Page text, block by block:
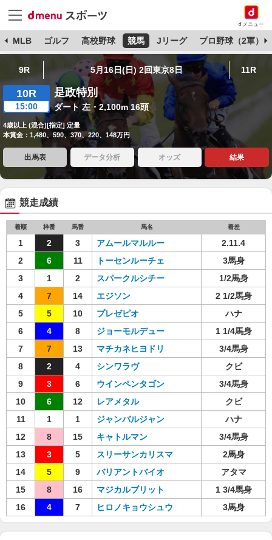
dメニュー
MLB ゴルフ 高校野球 競馬 Jリーグ プロ野球（2軍）
9R 5月16日(日) 2回東京8日 11R
10R
15:00
是政特別
ダート 左・2,100m 16頭
4歳以上 (混合)[指定] 定量
本賞金：1,480、590、370、220、148万円
出馬表 データ分析 オッズ 結果
競走成績
着順 枠番 馬番 馬名 着差
1 2 3 アムールマルルー
2.11.4
2
6 11 トーセンルーチェ
3馬身
3
1 2 スパークルシチー
1/2馬身
4
7 14 エジソン
2 1/2馬身
5
5 10 プレゼピオ
ハナ
6
4 8 ジョーモルデュー
1 1/4馬身
7
7 13 マチカネヒヨドリ
3/4馬身
8
2 4 シンワラヴ
クビ
9
3 6 ウインペンタゴン
3/4馬身
10
6 12 レアメタル
クビ
11
1 1 ジャンバルジャン
ハナ
12
8 15 キャトルマン
3/4馬身
13
3 5 スリーサンカリスマ
2馬身
14
5 9 バリアントバイオ
アタマ
15
8 16 マジカルブリット
1 3/4馬身
16
4 7 ヒロノキョウシュウ 3馬身